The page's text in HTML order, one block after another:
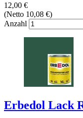
12,00 €
(Netto 10,08 €)
Anzahl
Erbedol Lack